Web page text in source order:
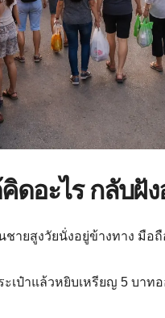
ดอะไร กลับฝั
ายสูงวัยนั่งอยู่ข้างทาง มือถื
เป๋าแล้วหยิบเหรียญ 5 บาท